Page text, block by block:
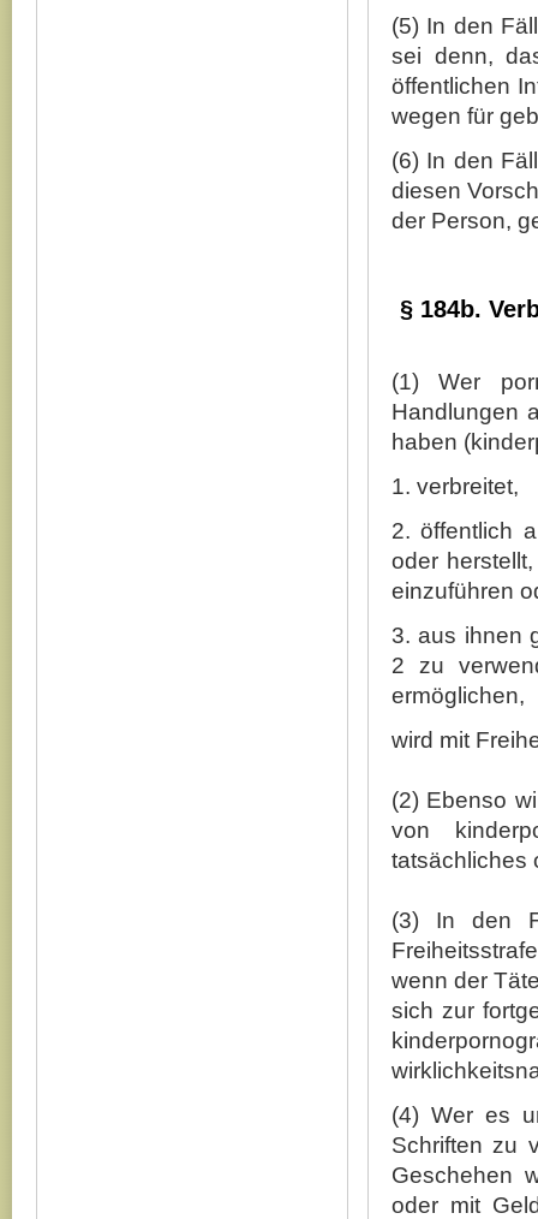
(5) In den
sei denn,
öffentlichen
wegen für
(6) In den
diesen
der Person,
§ 184b.
(1) Wer
Handlungen
haben
1. verbreitet,
2. öffentlich
oder
einzuführen
3. aus ihnen
2 zu
ermöglichen,
wird mit
(2) Ebenso
von
tatsächliches
(3) In den
wenn der
sich zur
(4) Wer es
Schriften zu
Geschehen
oder mit